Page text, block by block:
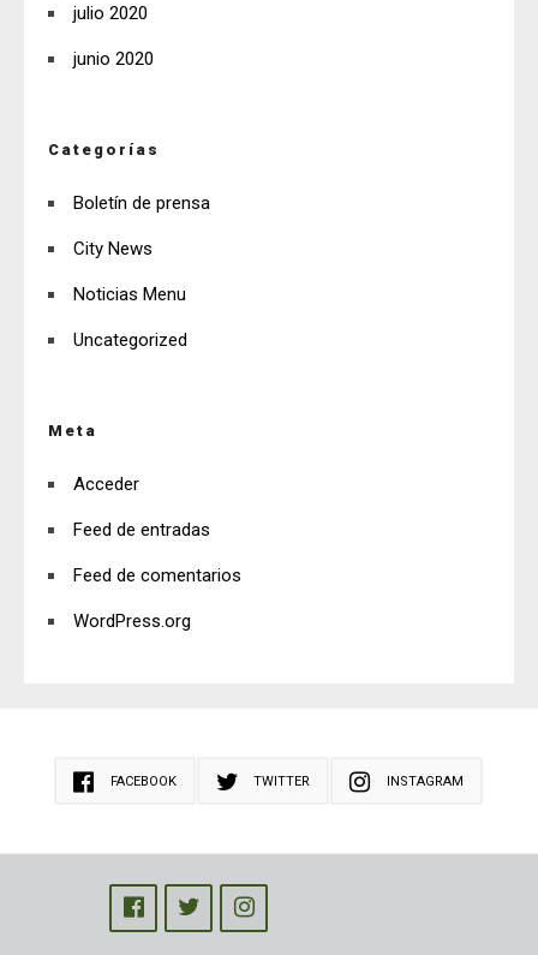
julio 2020
junio 2020
Categorías
Boletín de prensa
City News
Noticias Menu
Uncategorized
Meta
Acceder
Feed de entradas
Feed de comentarios
WordPress.org
FACEBOOK TWITTER INSTAGRAM